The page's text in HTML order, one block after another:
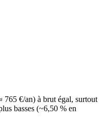
765 €/an) à brut égal, surtout
basses (~6,50 % en